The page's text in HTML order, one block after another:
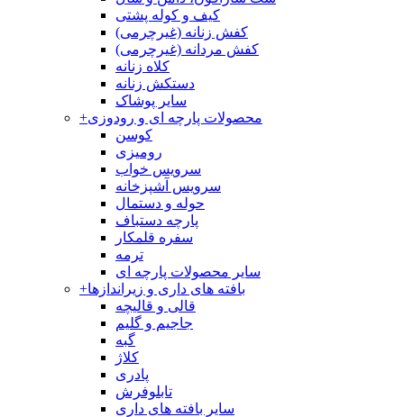
کیف و کوله پشتی
کفش زنانه (غیرچرمی)
کفش مردانه (غیرچرمی)
کلاه زنانه
دستکش زنانه
سایر پوشاک
+محصولات پارچه ای و رودوزی
کوسن
رومیزی
سرویس خواب
سرویس آشپزخانه
حوله و دستمال
پارچه دستباف
سفره قلمکار
ترمه
سایر محصولات پارچه ای
+بافته های داری و زیراندازها
قالی و قالیچه
جاجیم و گلیم
گبه
کلاژ
پادری
تابلوفرش
سایر بافته های داری